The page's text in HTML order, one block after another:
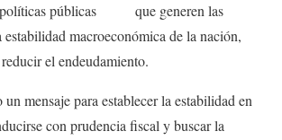
políticas públicas que generen las
macroeconómica de la nación,
el endeudamiento.
mensaje para establecer la estabilidad en
con prudencia fiscal y buscar la